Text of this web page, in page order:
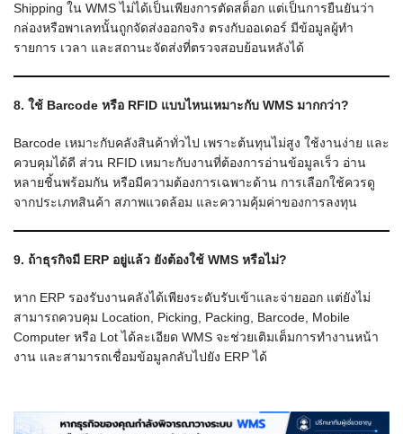
Shipping ใน WMS ไม่ได้เป็นเพียงการตัดสต็อก แต่เป็นการยืนยันว่า
กล่องหรือพาเลทนั้นถูกจัดส่งออกจริง ตรงกับออเดอร์ มีข้อมูลผู้ทำ
รายการ เวลา และสถานะจัดส่งที่ตรวจสอบย้อนหลังได้
8. ใช้ Barcode หรือ RFID แบบไหนเหมาะกับ WMS มากกว่า?
Barcode เหมาะกับคลังสินค้าทั่วไป เพราะต้นทุนไม่สูง ใช้งานง่าย และ
ควบคุมได้ดี ส่วน RFID เหมาะกับงานที่ต้องการอ่านข้อมูลเร็ว อ่าน
หลายชิ้นพร้อมกัน หรือมีความต้องการเฉพาะด้าน การเลือกใช้ควรดู
จากประเภทสินค้า สภาพแวดล้อม และความคุ้มค่าของการลงทุน
9. ถ้าธุรกิจมี ERP อยู่แล้ว ยังต้องใช้ WMS หรือไม่?
หาก ERP รองรับงานคลังได้เพียงระดับรับเข้าและจ่ายออก แต่ยังไม่
สามารถควบคุม Location, Picking, Packing, Barcode, Mobile
Computer หรือ Lot ได้ละเอียด WMS จะช่วยเติมเต็มการทำงานหน้า
งาน และสามารถเชื่อมข้อมูลกลับไปยัง ERP ได้